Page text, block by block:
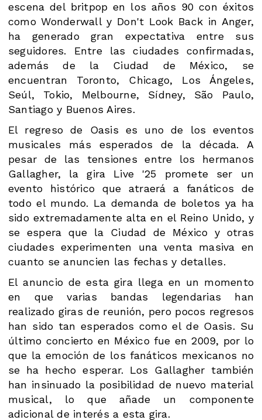
escena del britpop en los años 90 con éxitos
como Wonderwall y Don't Look Back in Anger,
ha generado gran expectativa entre sus
seguidores. Entre las ciudades confirmadas,
además de la Ciudad de México, se
encuentran Toronto, Chicago, Los Ángeles,
Seúl, Tokio, Melbourne, Sídney, São Paulo,
Santiago y Buenos Aires.
El regreso de Oasis es uno de los eventos
musicales más esperados de la década. A
pesar de las tensiones entre los hermanos
Gallagher, la gira Live '25 promete ser un
evento histórico que atraerá a fanáticos de
todo el mundo. La demanda de boletos ya ha
sido extremadamente alta en el Reino Unido, y
se espera que la Ciudad de México y otras
ciudades experimenten una venta masiva en
cuanto se anuncien las fechas y detalles.
El anuncio de esta gira llega en un momento
en que varias bandas legendarias han
realizado giras de reunión, pero pocos regresos
han sido tan esperados como el de Oasis. Su
último concierto en México fue en 2009, por lo
que la emoción de los fanáticos mexicanos no
se ha hecho esperar. Los Gallagher también
han insinuado la posibilidad de nuevo material
musical, lo que añade un componente
adicional de interés a esta gira.